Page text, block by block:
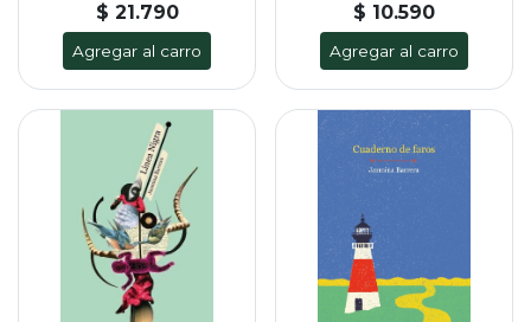
$ 21.790
Agregar al carro
$ 10.590
Agregar al carro